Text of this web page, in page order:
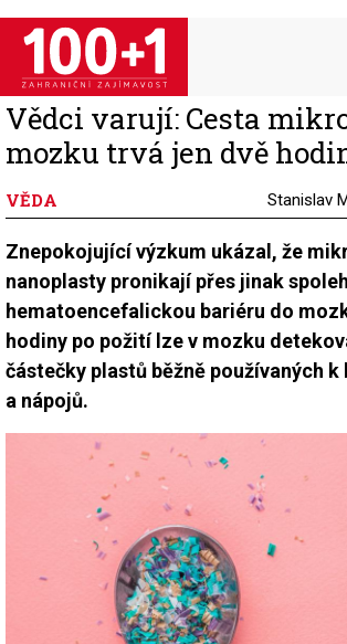
Přejít
hlavnímu
obsahu
Vědci varují: Cesta
mozku trvá jen dvě
VĚDA Stanislav
Znepokojující výzkum ukázal, že
nanoplasty pronikají přes jinak
hematoencefalickou bariéru do
hodiny po požití lze v mozku
částečky plastů běžně používaných
a nápojů.